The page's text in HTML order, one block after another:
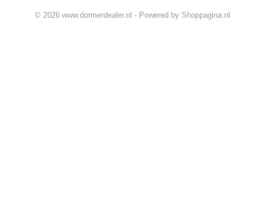
© 2026 www.dormerdealer.nl - Powered by Shoppagina.nl